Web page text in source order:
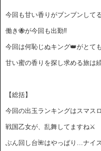
今回も甘い香りがブンブンして
働き🐝が今回も出勤‼️
今回は何恥じぬキング👑がとて
甘い蜜の香りを探し求める旅は
【総括】
今回の出玉ランキングはスマス
戦国乙女が、乱舞してますね⚔️
ぶん回し台🌺はやっぱり…ナイ